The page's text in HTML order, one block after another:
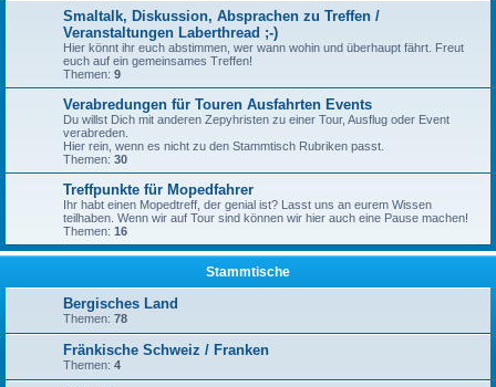
Smaltalk, Diskussion, Absprachen zu Treffen /
Veranstaltungen Laberthread ;-)
Hier könnt ihr euch abstimmen, wer wann wohin und überhaupt fährt. Freut
euch auf ein gemeinsames Treffen!
Themen: 9
Verabredungen für Touren Ausfahrten Events
Du willst Dich mit anderen Zepyhristen zu einer Tour, Ausflug oder Event
verabreden.
Hier rein, wenn es nicht zu den Stammtisch Rubriken passt.
Themen: 30
Treffpunkte für Mopedfahrer
Ihr habt einen Mopedtreff, der genial ist? Lasst uns an eurem Wissen
teilhaben. Wenn wir auf Tour sind können wir hier auch eine Pause machen!
Themen: 16
Stammtische
Bergisches Land
Themen: 78
Fränkische Schweiz / Franken
Themen: 4